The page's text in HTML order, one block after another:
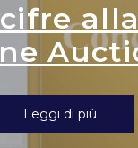
Leggi di più